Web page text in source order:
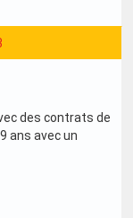
des contrats de
ans avec un